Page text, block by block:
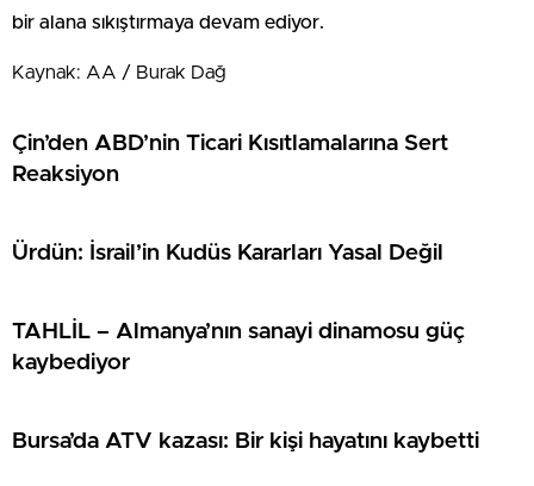
bir alana sıkıştırmaya devam ediyor.
Kaynak: AA / Burak Dağ
Çin’den ABD’nin Ticari Kısıtlamalarına Sert
Reaksiyon
Ürdün: İsrail’in Kudüs Kararları Yasal Değil
TAHLİL – Almanya’nın sanayi dinamosu güç
kaybediyor
Bursa’da ATV kazası: Bir kişi hayatını kaybetti